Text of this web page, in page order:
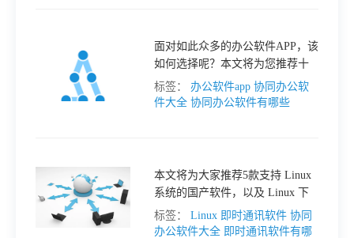
面对如此众多的办公软件APP，该
如何选择呢？本文将为您推荐十
大办公软件APP，帮助您轻松开展
工作。
标签： 办公软件app 协同办公软
件大全 协同办公软件有哪些
本文将为大家推荐5款支持 Linux
系统的国产软件，以及 Linux 下
好用的神级办公软件和常用的
office 办公软件。
标签： Linux 即时通讯软件 协同
办公软件大全 即时通讯软件有哪